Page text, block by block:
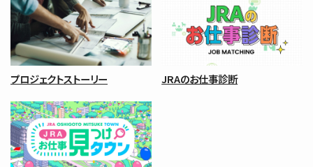
プロジェクトストーリー JRAのお仕事診断